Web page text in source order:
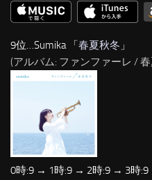
9位…Sumika 「春夏秋冬 」
(アルバム: ファンファーレ / 春
0時:9 → 1時:9 → 2時:9 → 3時